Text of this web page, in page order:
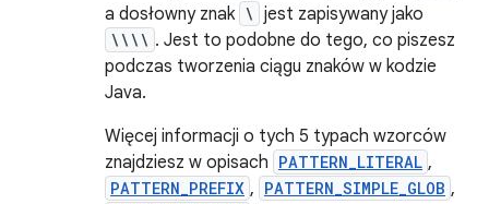
a dosłowny znak \ jest zapisywany jako
\\\\ . Jest to podobne do tego, co piszesz
podczas tworzenia ciągu znaków w kodzie
Java.
Więcej informacji o tych 5 typach wzorców
znajdziesz w opisach PATTERN_LITERAL ,
PATTERN_PREFIX , PATTERN_SIMPLE_GLOB ,